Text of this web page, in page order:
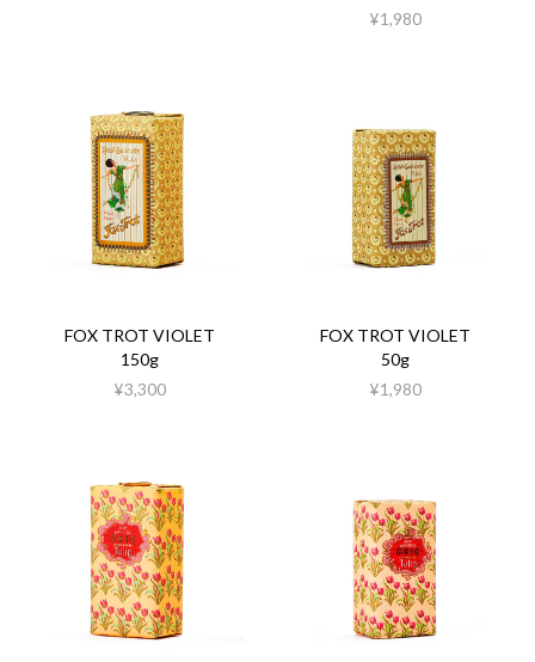
¥1,980
FOX TROT VIOLET
150g
¥3,300
FOX TROT VIOLET
50g
¥1,980